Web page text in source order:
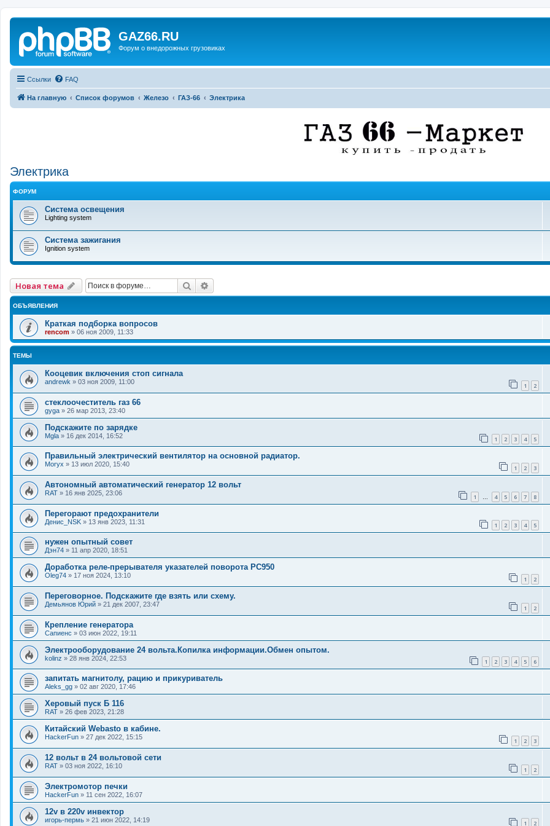
GAZ66.RU
Форум о внедорожных грузовиках
Ссылки FAQ
На главную Список форумов Железо ГАЗ-66 Электрика
Электрика
ФОРУМ
Система освещения
Lighting system
Система зажигания
Ignition system
Новая тема Поиск
ОБЪЯВЛЕНИЯ
Краткая подборка вопросов
rencom » 06 ноя 2009, 11:33
ТЕМЫ
Кооцевик включения стоп сигнала
andrewk » 03 ноя 2009, 11:00 1 2
стеклоочеститель газ 66
gyga » 26 мар 2013, 23:40
Подскажите по зарядке
Mgla » 16 дек 2014, 16:52 1 2 3 4 5
Правильный электрический вентилятор на основной радиатор.
Moryx » 13 июл 2020, 15:40 1 2 3
Автономный автоматический генератор 12 вольт
RAT » 16 янв 2025, 23:06 1 … 4 5 6 7 8
Перегорают предохранители
Денис_NSK » 13 янв 2023, 11:31 1 2 3 4 5
нужен опытный совет
Дэн74 » 11 апр 2020, 18:51
Доработка реле-прерывателя указателей поворота РС950
Oleg74 » 17 ноя 2024, 13:10 1 2
Переговорное. Подскажите где взять или схему.
Демьянов Юрий » 21 дек 2007, 23:47 1 2
Крепление генератора
Сапиенс » 03 июн 2022, 19:11
Электрооборудование 24 вольта.Копилка информации.Обмен опытом.
kolinz » 28 янв 2024, 22:53 1 2 3 4 5 6
запитать магнитолу, рацию и прикуриватель
Aleks_gg » 02 авг 2020, 17:46
Херовый пуск Б 116
RAT » 26 фев 2023, 21:28
Китайский Webasto в кабине.
HackerFun » 27 дек 2022, 15:15 1 2 3
12 вольт в 24 вольтовой сети
RAT » 03 ноя 2022, 16:10 1 2
Электромотор печки
HackerFun » 11 сен 2022, 16:07
12v в 220v инвектор
игорь-пермь » 21 июн 2022, 14:19 1 2